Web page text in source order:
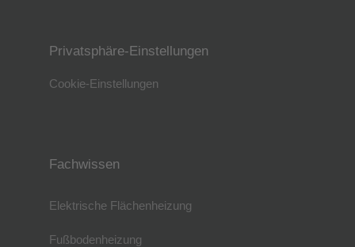
Privatsphäre-Einstellungen
Cookie-Einstellungen
Fachwissen
Elektrische Flächenheizung
Fußbodenheizung